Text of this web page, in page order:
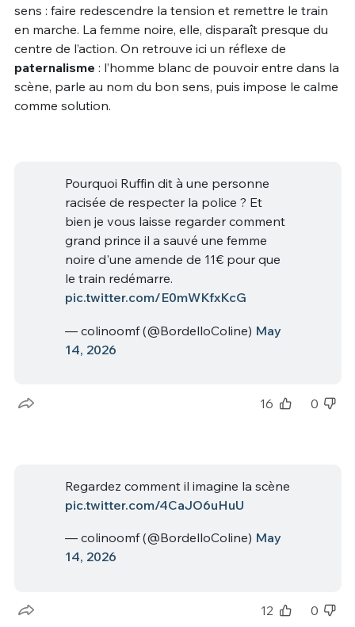
sens : faire redescendre la tension et remettre le train
en marche. La femme noire, elle, disparaît presque du
centre de l’action. On retrouve ici un réflexe de
paternalisme : l’homme blanc de pouvoir entre dans la
scène, parle au nom du bon sens, puis impose le calme
comme solution.
Pourquoi Ruffin dit à une personne
racisée de respecter la police ? Et
bien je vous laisse regarder comment
grand prince il a sauvé une femme
noire d'une amende de 11€ pour que
le train redémarre.
pic.twitter.com/E0mWKfxKcG
— colinoomf (@BordelloColine) May
14, 2026
16 0
Regardez comment il imagine la scène
pic.twitter.com/4CaJO6uHuU
— colinoomf (@BordelloColine) May
14, 2026
12 0